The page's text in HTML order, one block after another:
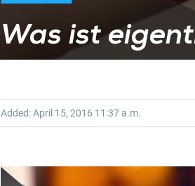
Was ist
Added:April 15, 2016 11:37 a.m.